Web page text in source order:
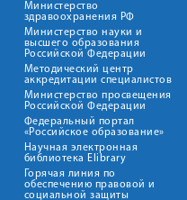
Министерство
здравоохранения РФ
Министерство науки и
высшего образования
Российской Федерации
Методический центр
аккредитации специалистов
Министерство просвещения
Российской Федерации
Федеральный портал
«Российское образование»
Научная электронная
библиотека Elibrary
Горячая линия по
обеспечению правовой и
социальной защиты